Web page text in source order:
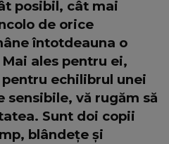
posibil, cât mai
de orice
întotdeauna o
ales pentru ei,
echilibrul unei
vă rugăm să
Sunt doi copii
blândețe și